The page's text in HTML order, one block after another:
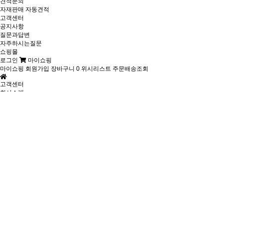
자재판매 자동견적
고객센터
공지사항
질문과답변
자주하시는질문
쇼핑몰
로그인
마이쇼핑
마이쇼핑 회원가입 장바구니 0 위시리스트 주문배송조회
고객센터
회사소개